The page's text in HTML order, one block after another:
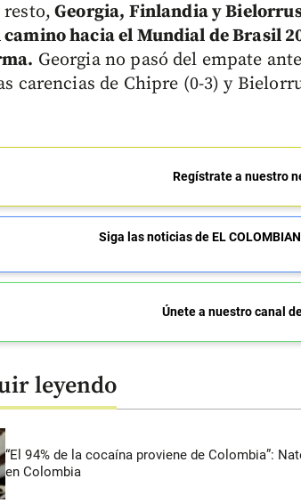
Georgia, Finlandia y
camino hacia el Mundial de Brasil
Georgia no pasó del empate
carencias de Chipre (0-3) y
Regístrate a nuestro
Siga las noticias de EL
Únete a nuestro canal
leyendo
“El 94% de la cocaína proviene de Colombia”:
en Colombia